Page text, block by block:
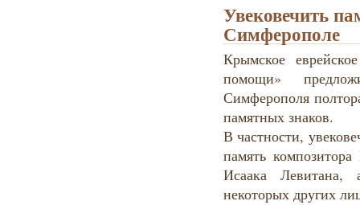
Увековечить
Симферополе
Крымское
помощи»
Симферополя
памятных знаков.
В частности,
память
Исаака
некоторых других